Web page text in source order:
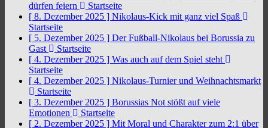
dürfen feiern
Startseite
[ 8. Dezember 2025 ] Nikolaus-Kick mit ganz viel Spaß
Startseite
[ 5. Dezember 2025 ] Der Fußball-Nikolaus bei Borussia zu
Gast
Startseite
[ 4. Dezember 2025 ] Was auch auf dem Spiel steht
Startseite
[ 4. Dezember 2025 ] Nikolaus-Turnier und Weihnachtsmarkt
Startseite
[ 3. Dezember 2025 ] Borussias Not stößt auf viele
Emotionen
Startseite
[ 2. Dezember 2025 ] Mit Moral und Charakter zum 2:1 über